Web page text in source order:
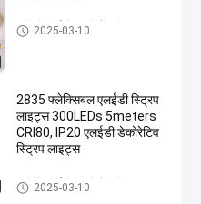
लचीली एलईडी पट्टी रोशनी
2025-03-10
2835 फ्लेक्सिबल एलईडी स्ट्रिप
लाइट्स 300LEDs 5meters
CRI80, IP20 एलईडी डेकोरेटिव
स्ट्रिप लाइट्स
लचीली एलईडी पट्टी रोशनी
2025-03-10